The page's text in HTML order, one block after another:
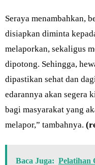
Seraya menambahkan,
disiapkan diminta
melaporkan, sekaligus
dipotong. Sehingga,
dipastikan sehat dan
edarannya akan segera
bagi masyarakat yang
melapor,” tambahnya.
Baca Juga: Pelatihan